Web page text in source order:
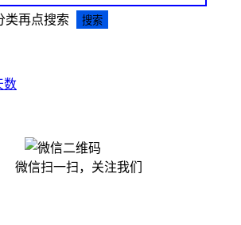
类再点搜索
数
微信扫一扫，关注我们